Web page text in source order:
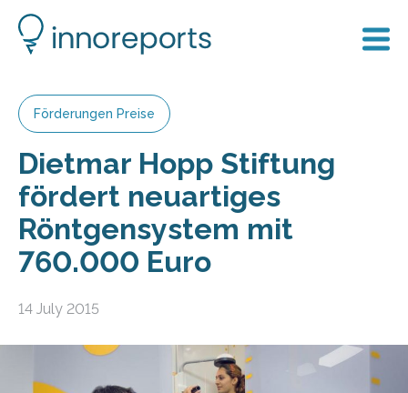
Förderungen Preise
Dietmar Hopp Stiftung
fördert neuartiges
Röntgensystem mit
760.000 Euro
14 July 2015